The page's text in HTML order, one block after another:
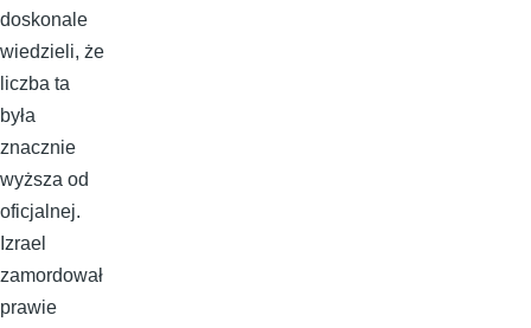
doskonale
wiedzieli, że
liczba ta
była
znacznie
wyższa od
oficjalnej.
Izrael
zamordował
prawie